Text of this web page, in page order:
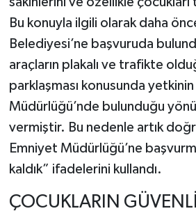
Bu konuyla ilgili olarak daha
Belediyesi’ne başvuruda
araçların plakalı ve trafikte
parklaşması konusunda
Müdürlüğü’nde bulunduğu
vermiştir. Bu nedenle artık
Emniyet Müdürlüğü’ne
kaldık” ifadelerini kullandı.
ÇOCUKLARIN